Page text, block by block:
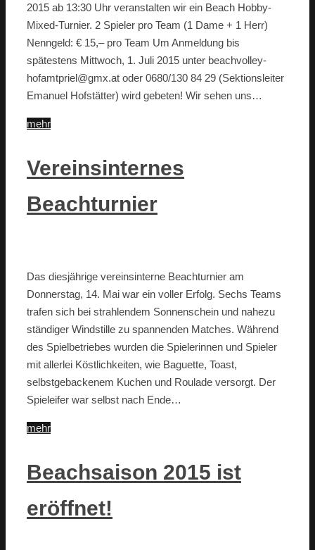
2015 ab 13:30 Uhr veranstalten wir ein Beach Hobby-
Mixed-Turnier. 2 Spieler pro Team (1 Dame + 1 Herr)
Nenngeld: € 15,– pro Team Um Anmeldung bis
spätestens Mittwoch, 1. Juli 2015 unter beachvolley-
hofamtpriel@gmx.at oder 0680/130 84 29 (Sektionsleiter
Emanuel Hofstätter) wird gebeten! Wir sehen uns…
mehr
Vereinsinternes
Beachturnier
Das diesjährige vereinsinterne Beachturnier am
Donnerstag, 14. Mai war ein voller Erfolg. Sechs Teams
trafen sich bei strahlendem Sonnenschein und nahezu
ständiger Windstille zu spannenden Matches. Während
des Spielbetriebes wurden die Spielerinnen und Spieler
mit allerlei Köstlichkeiten, wie Baguette, Toast,
selbstgebackenem Kuchen und Roulade versorgt. Der
Spieleifer war selbst nach Ende…
mehr
Beachsaison 2015 ist
eröffnet!